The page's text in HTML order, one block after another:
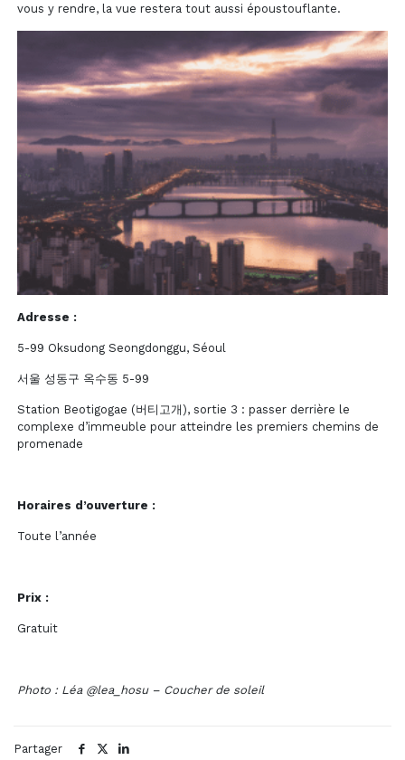
vous y rendre, la vue restera tout aussi époustouflante.
Adresse :
5-99 Oksudong Seongdonggu, Séoul
서울 성동구 옥수동 5-99
Station Beotigogae (버티고개), sortie 3 : passer derrière le
complexe d’immeuble pour atteindre les premiers chemins de
promenade
Horaires d’ouverture :
Toute l’année
Prix :
Gratuit
Photo : Léa @lea_hosu – Coucher de soleil
Partager